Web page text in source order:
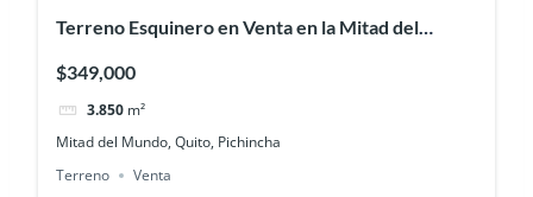
Terreno Esquinero en Venta en la Mitad del
$349,000
3.850 m²
Mitad del Mundo, Quito, Pichincha
Terreno
Venta